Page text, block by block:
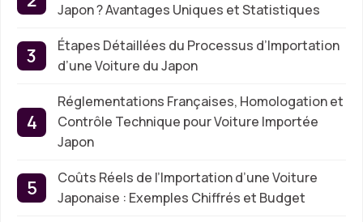
Japon ? Avantages Uniques et Statistiques
Étapes Détaillées du Processus d’Importation
d’une Voiture du Japon
Réglementations Françaises, Homologation et
Contrôle Technique pour Voiture Importée
Japon
Coûts Réels de l’Importation d’une Voiture
Japonaise : Exemples Chiffrés et Budget